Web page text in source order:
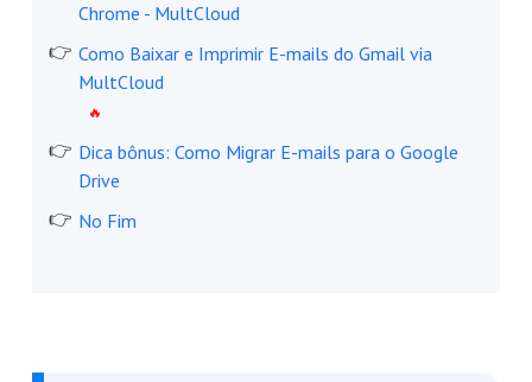
Chrome - MultCloud
Como Baixar e Imprimir E-mails do Gmail via
MultCloud
Dica bônus: Como Migrar E-mails para o Google
Drive
No Fim